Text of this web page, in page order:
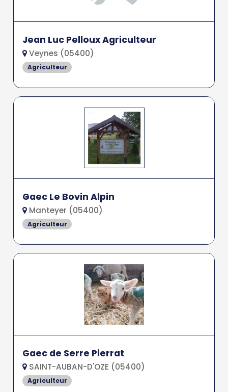
Jean Luc Pelloux Agriculteur
Veynes (05400)
Agriculteur
Gaec Le Bovin Alpin
Manteyer (05400)
Agriculteur
Gaec de Serre Pierrat
SAINT-AUBAN-D'OZE (05400)
Agriculteur